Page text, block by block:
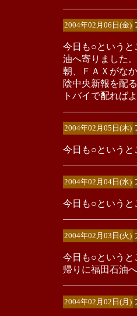
2004年02月06日(金)
今日も○というと
油へ寄りました
朝、ＦＡＸがな
陰中央新報を配
トバイで配れば
2004年02月05日(木)
今日も○というと
2004年02月04日(水)
今日も○というと
2004年02月03日(火)
今日も○というと
帰りに福田石油
2004年02月02日(月)